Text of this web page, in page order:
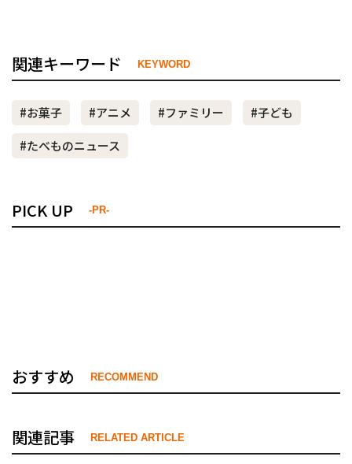
関連キーワード KEYWORD
#お菓子 #アニメ #ファミリー
#子ども
#たべものニュース
PICK UP -PR-
おすすめ RECOMMEND
関連記事 RELATED ARTICLE